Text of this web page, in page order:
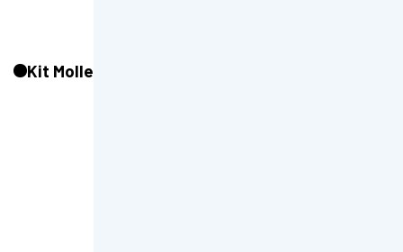
Kit Molle